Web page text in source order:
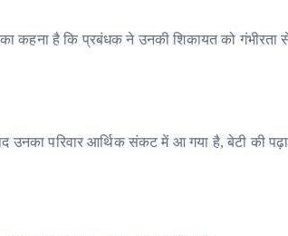
कहना है कि प्रबंधक ने उनकी शिकायत को गंभीरता
उनका परिवार आर्थिक संकट में आ गया है, बेटी की